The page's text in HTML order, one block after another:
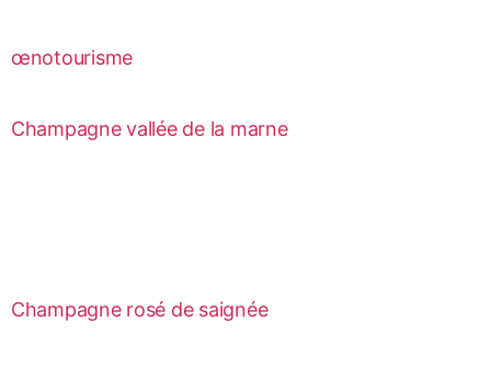
œnotourisme
Champagne vallée de la marne
Champagne rosé de saignée